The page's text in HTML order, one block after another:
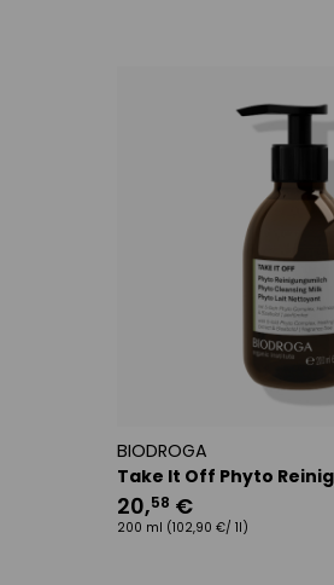
BIODROGA
Take It Off Phyto
20,58 €
200 ml (102,90 €/ 1l)